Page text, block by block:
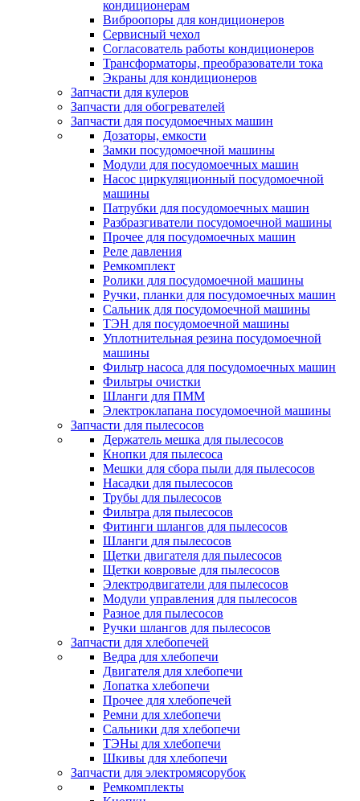
кондиционерам
Виброопоры для кондиционеров
Сервисный чехол
Согласователь работы кондиционеров
Трансформаторы, преобразователи тока
Экраны для кондиционеров
Запчасти для кулеров
Запчасти для обогревателей
Запчасти для посудомоечных машин
Дозаторы, емкости
Замки посудомоечной машины
Модули для посудомоечных машин
Насос циркуляционный посудомоечной
машины
Патрубки для посудомоечных машин
Разбразгиватели посудомоечной машины
Прочее для посудомоечных машин
Реле давления
Ремкомплект
Ролики для посудомоечной машины
Ручки, планки для посудомоечных машин
Сальник для посудомоечной машины
ТЭН для посудомоечной машины
Уплотнительная резина посудомоечной
машины
Фильтр насоса для посудомоечных машин
Фильтры очистки
Шланги для ПММ
Электроклапана посудомоечной машины
Запчасти для пылесосов
Держатель мешка для пылесосов
Кнопки для пылесоса
Мешки для сбора пыли для пылесосов
Насадки для пылесосов
Трубы для пылесосов
Фильтра для пылесосов
Фитинги шлангов для пылесосов
Шланги для пылесосов
Щетки двигателя для пылесосов
Щетки ковровые для пылесосов
Электродвигатели для пылесосов
Модули управления для пылесосов
Разное для пылесосов
Ручки шлангов для пылесосов
Запчасти для хлебопечей
Ведра для хлебопечи
Двигателя для хлебопечи
Лопатка хлебопечи
Прочее для хлебопечей
Ремни для хлебопечи
Сальники для хлебопечи
ТЭНы для хлебопечи
Шкивы для хлебопечи
Запчасти для электромясорубок
Ремкомплекты